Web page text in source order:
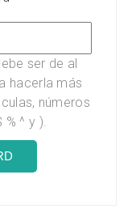
ser de al
hacerla más
números
^ y ).